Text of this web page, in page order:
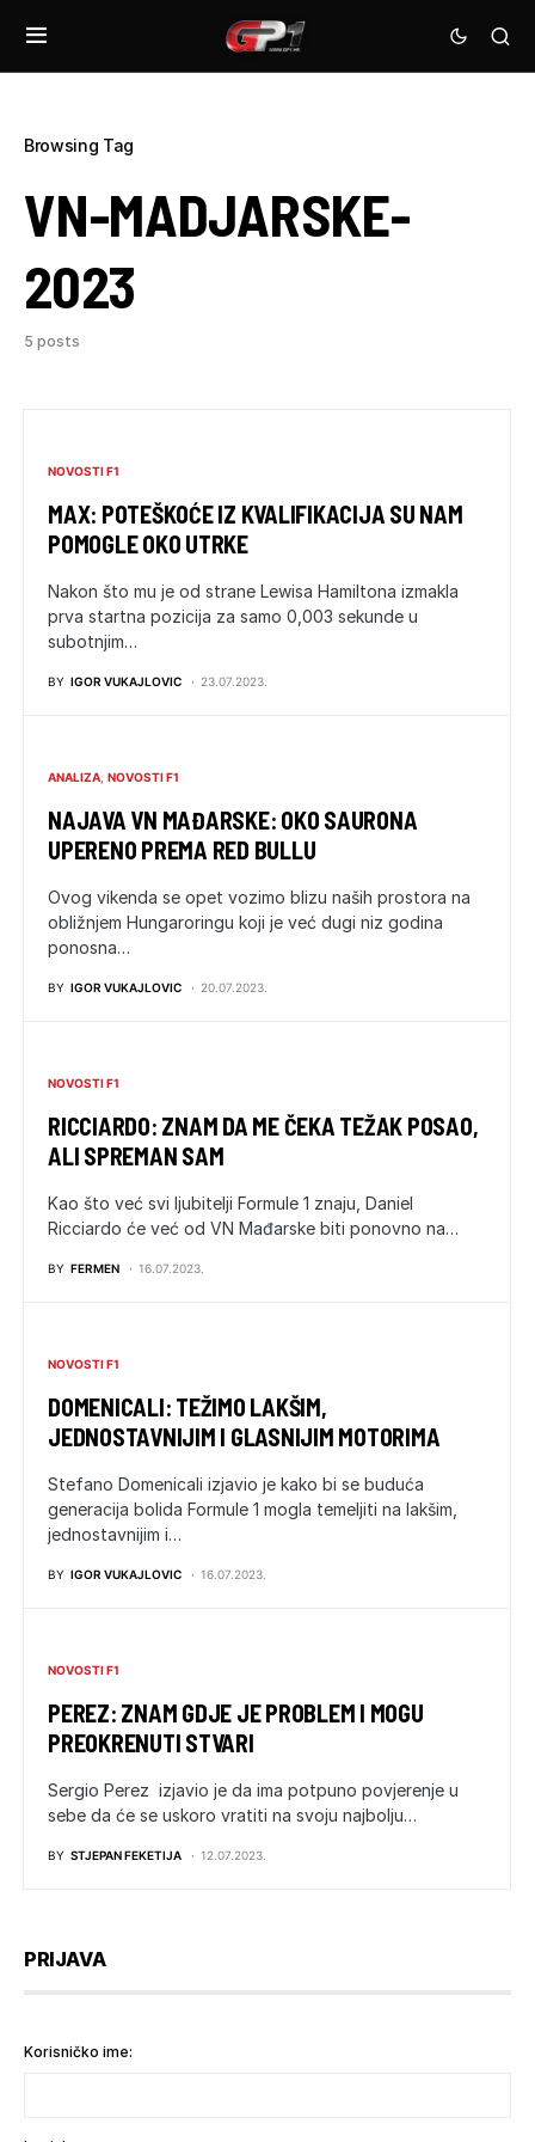
Browsing Tag
VN-MADJARSKE-
2023
5 posts
NOVOSTI F1
MAX: POTEŠKOĆE IZ KVALIFIKACIJA SU NAM
POMOGLE OKO UTRKE
Nakon što mu je od strane Lewisa Hamiltona izmakla
prva startna pozicija za samo 0,003 sekunde u
subotnjim…
BY IGOR VUKAJLOVIC 23.07.2023.
ANALIZA NOVOSTI F1
NAJAVA VN MAĐARSKE: OKO SAURONA
UPERENO PREMA RED BULLU
Ovog vikenda se opet vozimo blizu naših prostora na
obližnjem Hungaroringu koji je već dugi niz godina
ponosna…
BY IGOR VUKAJLOVIC 20.07.2023.
NOVOSTI F1
RICCIARDO: ZNAM DA ME ČEKA TEŽAK POSAO,
ALI SPREMAN SAM
Kao što već svi ljubitelji Formule 1 znaju, Daniel
Ricciardo će već od VN Mađarske biti ponovno na…
BY FERMEN 16.07.2023.
NOVOSTI F1
DOMENICALI: TEŽIMO LAKŠIM,
JEDNOSTAVNIJIM I GLASNIJIM MOTORIMA
Stefano Domenicali izjavio je kako bi se buduća
generacija bolida Formule 1 mogla temeljiti na lakšim,
jednostavnijim i…
BY IGOR VUKAJLOVIC 16.07.2023.
NOVOSTI F1
PEREZ: ZNAM GDJE JE PROBLEM I MOGU
PREOKRENUTI STVARI
Sergio Perez izjavio je da ima potpuno povjerenje u
sebe da će se uskoro vratiti na svoju najbolju…
BY STJEPAN FEKETIJA 12.07.2023.
PRIJAVA
Korisničko ime: